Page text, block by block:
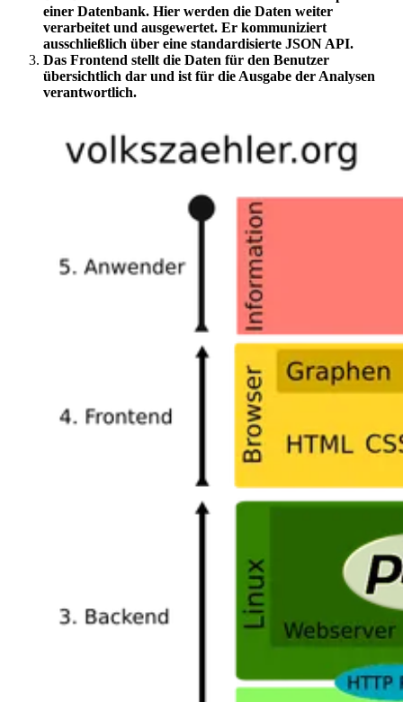
einer Datenbank. Hier werden die Daten weiter
verarbeitet und ausgewertet. Er kommuniziert
ausschließlich über eine standardisierte JSON API.
Das Frontend stellt die Daten für den Benutzer
übersichtlich dar und ist für die Ausgabe der Analysen
verantwortlich.